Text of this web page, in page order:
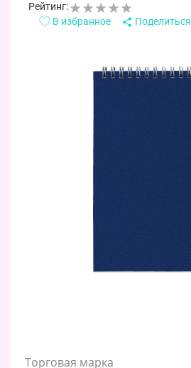
Рейтинг:
В избранное
Поделиться
Торговая марка